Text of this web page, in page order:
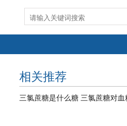
相关推荐
三氯蔗糖是什么糖 三氯蔗糖对血